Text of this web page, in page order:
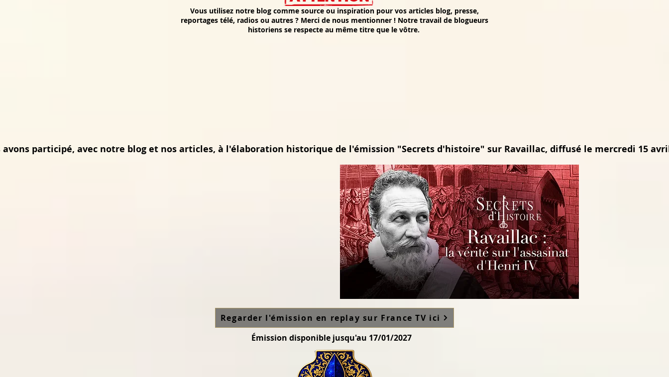
Vous utilisez notre blog comme source ou inspiration pour vos articles blog, presse,
reportages télé, radios ou autres ? Merci de nous mentionner ! Notre travail de blogueurs
historiens se respecte au même titre que le vôtre.
avons participé, avec notre blog et nos articles, à l'élaboration historique de l'émission "Secrets d'histoire" sur Ravaillac, diffusé le mercredi 15
Regarder l'émission en replay sur France TV ici
Émission disponible jusqu'au 17/01/2027